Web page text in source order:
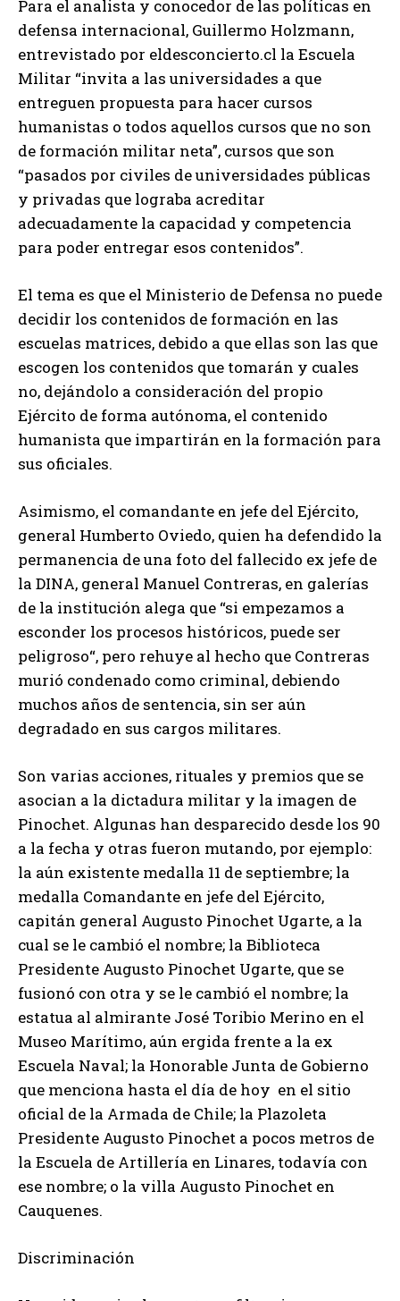
Para el analista y conocedor de las políticas en
defensa internacional, Guillermo Holzmann,
entrevistado por eldesconcierto.cl la Escuela
Militar “invita a las universidades a que
entreguen propuesta para hacer cursos
humanistas o todos aquellos cursos que no son
de formación militar neta”, cursos que son
“pasados por civiles de universidades públicas
y privadas que lograba acreditar
adecuadamente la capacidad y competencia
para poder entregar esos contenidos”.
El tema es que el Ministerio de Defensa no puede
decidir los contenidos de formación en las
escuelas matrices, debido a que ellas son las que
escogen los contenidos que tomarán y cuales
no, dejándolo a consideración del propio
Ejército de forma autónoma, el contenido
humanista que impartirán en la formación para
sus oficiales.
Asimismo, el comandante en jefe del Ejército,
general Humberto Oviedo, quien ha defendido la
permanencia de una foto del fallecido ex jefe de
la DINA, general Manuel Contreras, en galerías
de la institución alega que “si empezamos a
esconder los procesos históricos, puede ser
peligroso“, pero rehuye al hecho que Contreras
murió condenado como criminal, debiendo
muchos años de sentencia, sin ser aún
degradado en sus cargos militares.
Son varias acciones, rituales y premios que se
asocian a la dictadura militar y la imagen de
Pinochet. Algunas han desparecido desde los 90
a la fecha y otras fueron mutando, por ejemplo:
la aún existente medalla 11 de septiembre; la
medalla Comandante en jefe del Ejército,
capitán general Augusto Pinochet Ugarte, a la
cual se le cambió el nombre; la Biblioteca
Presidente Augusto Pinochet Ugarte, que se
fusionó con otra y se le cambió el nombre; la
estatua al almirante José Toribio Merino en el
Museo Marítimo, aún ergida frente a la ex
Escuela Naval; la Honorable Junta de Gobierno
que menciona hasta el día de hoy en el sitio
oficial de la Armada de Chile; la Plazoleta
Presidente Augusto Pinochet a pocos metros de
la Escuela de Artillería en Linares, todavía con
ese nombre; o la villa Augusto Pinochet en
Cauquenes.
Discriminación